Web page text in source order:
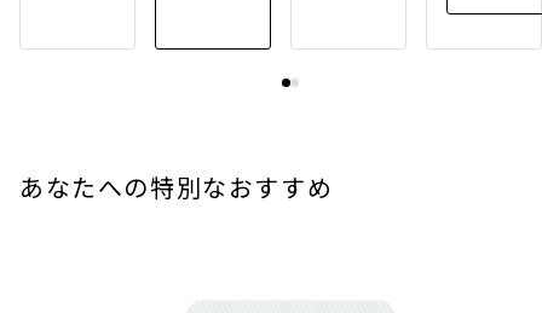
あなたへの特別なおすすめ